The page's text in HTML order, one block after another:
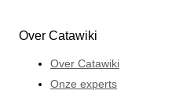
Over Catawiki
Over Catawiki
Onze experts